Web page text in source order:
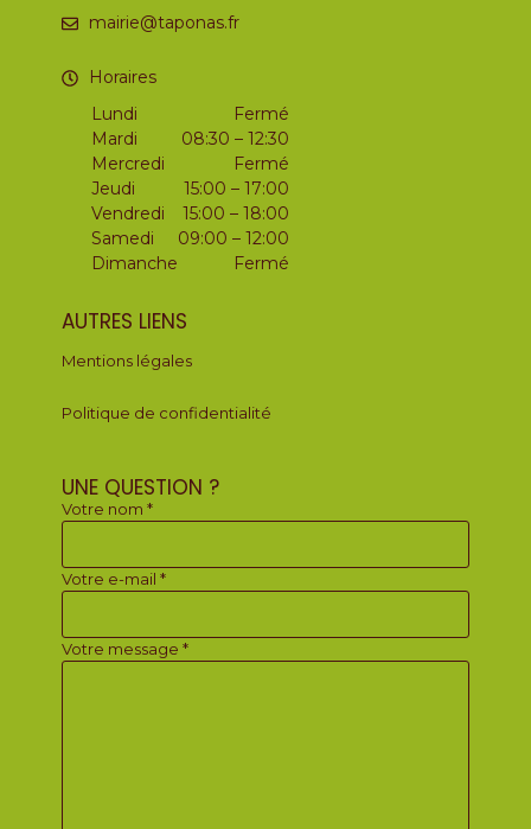
mairie@taponas.fr
Horaires
Lundi
Mardi
Mercredi
Jeudi
Vendredi
Samedi
Dimanche
Fermé
08:30 – 12:30
Fermé
15:00 – 17:00
15:00 – 18:00
09:00 – 12:00
Fermé
AUTRES LIENS
Mentions légales
Politique de confidentialité
UNE QUESTION ?
Votre nom *
Votre e-mail *
Votre message *